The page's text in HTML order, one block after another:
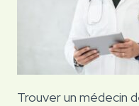
Trouver un médecin